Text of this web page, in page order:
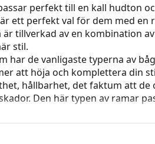
perfekt till en kall hudton
ett perfekt val för dem med
är tillverkad av en kombination
stil.
har de vanligaste typerna av
att höja och komplettera din
hållbarhet, det faktum att
Den här typen av ramar
gör det möjligt att försiktigt
högre komfort. Justering av